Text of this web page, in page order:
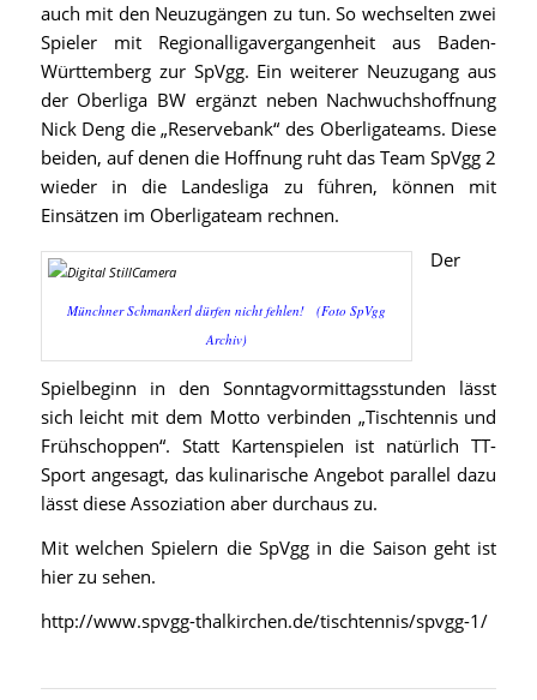
auch mit den Neuzugängen zu tun. So wechselten zwei
Spieler mit Regionalligavergangenheit aus Baden-
Württemberg zur SpVgg. Ein weiterer Neuzugang aus
der Oberliga BW ergänzt neben Nachwuchshoffnung
Nick Deng die „Reservebank“ des Oberligateams. Diese
beiden, auf denen die Hoffnung ruht das Team SpVgg 2
wieder in die Landesliga zu führen, können mit
Einsätzen im Oberligateam rechnen.
Münchner Schmankerl dürfen nicht fehlen! (Foto SpVgg
Archiv)
Der
Spielbeginn in den Sonntagvormittagsstunden lässt
sich leicht mit dem Motto verbinden „Tischtennis und
Frühschoppen“. Statt Kartenspielen ist natürlich TT-
Sport angesagt, das kulinarische Angebot parallel dazu
lässt diese Assoziation aber durchaus zu.
Mit welchen Spielern die SpVgg in die Saison geht ist
hier zu sehen.
http://www.spvgg-thalkirchen.de/tischtennis/spvgg-1/